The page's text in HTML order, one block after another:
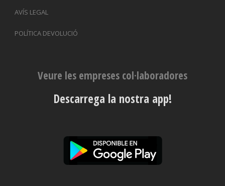
AVÍS LEGAL
POLÍTICA DEVOLUCIÓ
Veure les empreses col·laboradores
Descarrega la nostra app!